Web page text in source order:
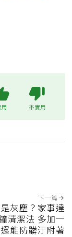
用 不實用
下一篇
灰塵？家事達
清潔法 多加一
能防髒汙附著